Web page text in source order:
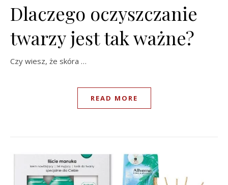
Dlaczego oczyszczanie
twarzy jest tak ważne?
Czy wiesz, że skóra …
READ MORE